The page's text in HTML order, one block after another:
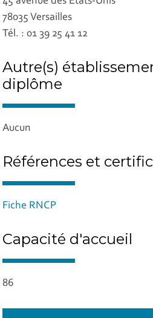
78035 Versailles
Tél. : 01 39 25 41 12
Autre(s)
diplôme
Aucun
Références et
Fiche RNCP
Capacité d'accueil
86